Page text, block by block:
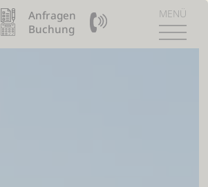
Anfragen
Buchung
09904 / 8110990MENÜ